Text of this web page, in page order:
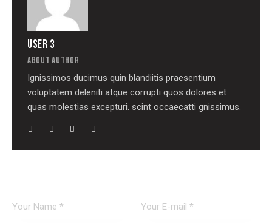
USER 3
ABOUT AUTHOR
Ignissimos ducimus quin blandiitis praesentium
voluptatem deleniti atque corrupti quos dolores et
quas molestias excepturi. scint occaecatti gnissimus.